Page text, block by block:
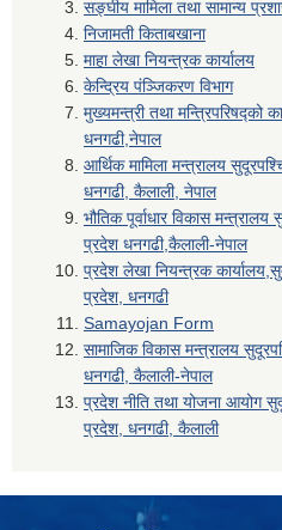
सङ्घीय मामिला तथा सामान्य
निजामती किताबखाना
माहा लेखा नियन्त्रक कार्यालय
केन्द्रिय पंञ्जिकरण विभाग
मुख्यमन्त्री तथा मन्त्रिपरिषद्को
धनगढी,नेपाल
आर्थिक मामिला मन्त्रालय
धनगढी, कैलाली, नेपाल
भौतिक पूर्वाधार विकास मन्त्रालय
प्रदेश धनगढी,कैलाली-नेपाल
प्रदेश लेखा नियन्त्रक
प्रदेश, धनगढी
Samayojan Form
सामाजिक विकास मन्त्रालय
धनगढी, कैलाली-नेपाल
प्रदेश नीति तथा योजना आयोग
प्रदेश, धनगढी, कैलाली